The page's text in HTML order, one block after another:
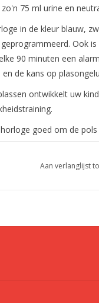
75 ml urine en
in de kleur blauw,
Ook
90 minuten een
de kans op
ontwikkelt uw
goed om de
Plasklas legt op een
Aan verlanglijst